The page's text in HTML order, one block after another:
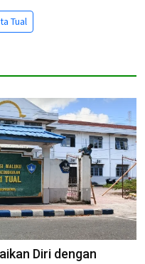
Tual
Diri dengan